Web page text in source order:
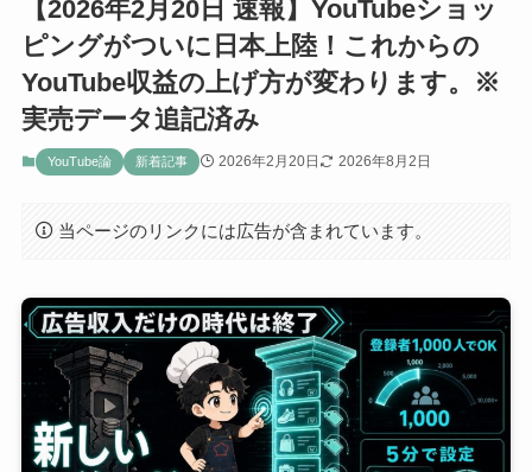
【2026年2月20日 速報】YouTubeショッ
ピングがついに日本上陸！これからの
YouTube収益の上げ方が変わります。※
実売データ追記済み
YouTube論 新着記事 2026年2月20日 2026年8月2日
当ページのリンクには広告が含まれています。